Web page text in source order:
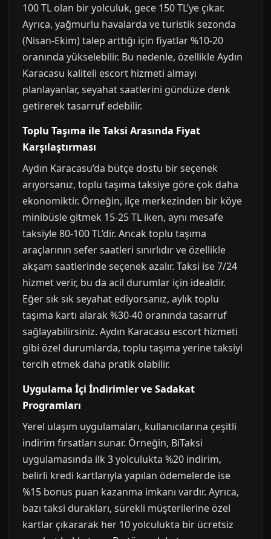
100 TL olan bir yolculuk, gece 150 TL’ye çıkar.
Ayrıca, yağmurlu havalarda ve turistik sezonda
(Nisan-Ekim) talep arttığı için fiyatlar %10-20
oranında yükselebilir. Bu nedenle, özellikle Aydın
Karacasu kaliteli escort hizmeti almayı
planlayanlar, seyahat saatlerini gündüze denk
getirerek tasarruf edebilir.
Toplu Taşıma ile Taksi Arasında Fiyat
Karşılaştırması
Aydın Karacasu’da bütçe dostu bir seçenek
arıyorsanız, toplu taşıma taksiye göre çok daha
ekonomiktir. Örneğin, ilçe merkezinden bir köye
minibüsle gitmek 15-25 TL iken, aynı mesafe
taksiyle 80-100 TL’dir. Ancak toplu taşıma
araçlarının sefer saatleri sınırlıdır ve özellikle
akşam saatlerinde seçenek azalır. Taksi ise 7/24
hizmet verir, bu da acil durumlar için idealdir.
Eğer sık sık seyahat ediyorsanız, aylık toplu
taşıma kartı alarak %30-40 oranında tasarruf
sağlayabilirsiniz. Aydın Karacasu escort hizmeti
gibi özel durumlarda, toplu taşıma yerine taksiyi
tercih etmek daha pratik olabilir.
Uygulama İçi İndirimler ve Sadakat
Programları
Yerel ulaşım uygulamaları, kullanıcılarına çeşitli
indirim fırsatları sunar. Örneğin, BiTaksi
uygulamasında ilk 3 yolculukta %20 indirim,
belirli kredi kartlarıyla yapılan ödemelerde ise
%15 bonus puan kazanma imkanı vardır. Ayrıca,
bazı taksi durakları, sürekli müşterilerine özel
kartlar çıkararak her 10 yolculukta bir ücretsiz